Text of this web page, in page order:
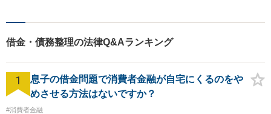
でも構いません。お気軽にご
付可能】【専用駐車場あり】
借金・債務整理の法律Q&Aランキング
1
息子の借金問題で消費者金融が自宅にくるのをや
めさせる方法はないですか？
#消費者金融